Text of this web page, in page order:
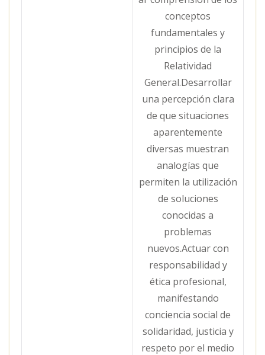
conceptos
fundamentales y
principios de la
Relatividad
General.Desarrollar
una percepción clara
de que situaciones
aparentemente
diversas muestran
analogías que
permiten la utilización
de soluciones
conocidas a
problemas
nuevos.Actuar con
responsabilidad y
ética profesional,
manifestando
conciencia social de
solidaridad, justicia y
respeto por el medio